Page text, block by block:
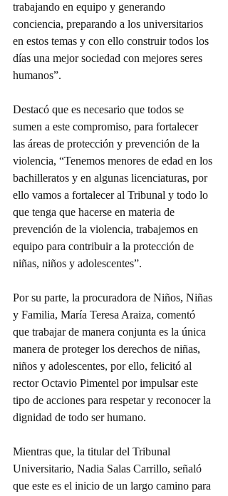
trabajando en equipo y generando
conciencia, preparando a los universitarios
en estos temas y con ello construir todos los
días una mejor sociedad con mejores seres
humanos”.
Destacó que es necesario que todos se
sumen a este compromiso, para fortalecer
las áreas de protección y prevención de la
violencia, “Tenemos menores de edad en los
bachilleratos y en algunas licenciaturas, por
ello vamos a fortalecer al Tribunal y todo lo
que tenga que hacerse en materia de
prevención de la violencia, trabajemos en
equipo para contribuir a la protección de
niñas, niños y adolescentes”.
Por su parte, la procuradora de Niños, Niñas
y Familia, María Teresa Araiza, comentó
que trabajar de manera conjunta es la única
manera de proteger los derechos de niñas,
niños y adolescentes, por ello, felicitó al
rector Octavio Pimentel por impulsar este
tipo de acciones para respetar y reconocer la
dignidad de todo ser humano.
Mientras que, la titular del Tribunal
Universitario, Nadia Salas Carrillo, señaló
que este es el inicio de un largo camino para